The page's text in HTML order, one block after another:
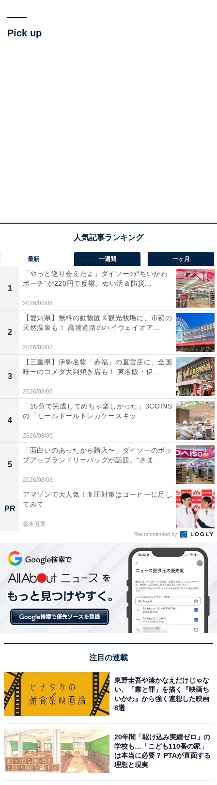
Pick up
最新 一週間 一ヶ月
1
「やっと巡り会えたよ」ダイソーの“ちいかわ
ポーチ”が220円で反響。ぬい活＆防災...
2026/08/06
2
【愛知県】無料の動物園＆観光牧場に、市初の
天然温泉も！ 高速道路のハイウェイオア...
2026/08/07
3
【三重県】伊勢名物「赤福」の直営店に、全国
唯一のコメダ大判焼き店も！ 東名阪・伊...
2026/08/06
4
「15分で完成してめちゃ楽しかった」3COINS
の「モールドールトレカケースキッ...
2026/08/05
5
「面白いのあったから購入〜」ダイソーのポッ
プアップランドリーバッグが話題。“さま...
2026/08/03
PR
アマゾンで大人気！血圧対策はコーヒーに足し
てみて
森永乳業
Recommended by
注目の連載
東野圭吾や湊かなえだけじゃな
い、「業と罪」を描く『映画ち
いかわ』から強く連想した映画
8選
20年間「駆け込み実績ゼロ」の
学校も…「こども110番の家」
は本当に必要？ PTAが直面する
理想と現実